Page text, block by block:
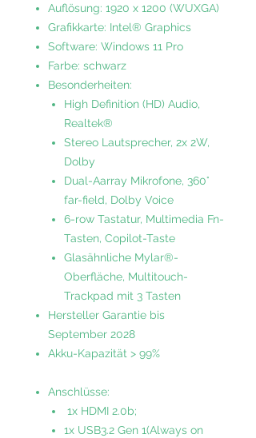
Auflösung: 1920 x 1200 (WUXGA)
Grafikkarte: Intel® Graphics
Software: Windows 11 Pro
Farbe: schwarz
Besonderheiten:
High Definition (HD) Audio,
Realtek®
Stereo Lautsprecher, 2x 2W,
Dolby
Dual-Aarray Mikrofone, 360°
far-field, Dolby Voice
6-row Tastatur, Multimedia Fn-
Tasten, Copilot-Taste
Glasähnliche Mylar®-
Oberfläche, Multitouch-
Trackpad mit 3 Tasten
Hersteller Garantie bis
September 2028
Akku-Kapazität > 99%
Anschlüsse:
1x HDMI 2.0b;
1x USB3.2 Gen 1(Always on